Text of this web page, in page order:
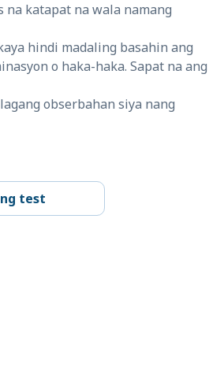
na katapat na wala namang
hindi madaling basahin ang
o haka-haka. Sapat na ang
obserbahan siya nang
test